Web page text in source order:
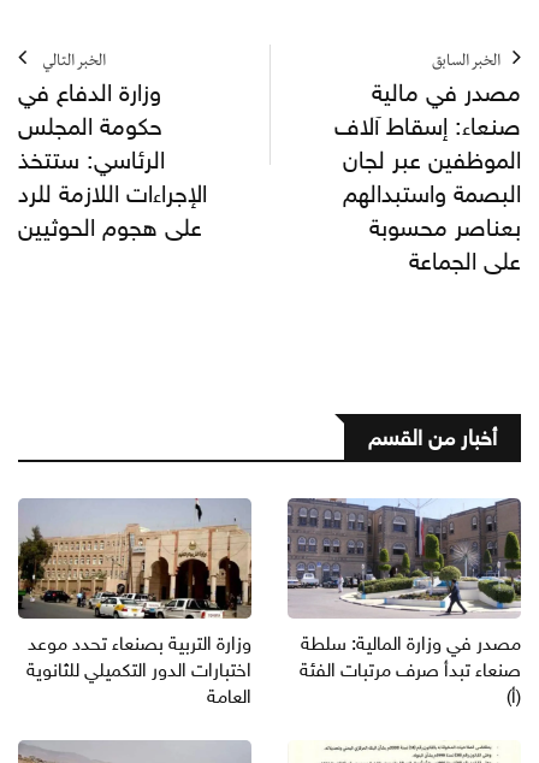
الخبر السابق
مصدر في مالية
صنعاء: إسقاط آلاف
الموظفين عبر لجان
البصمة واستبدالهم
بعناصر محسوبة
على الجماعة
الخبر التالي
وزارة الدفاع في
حكومة المجلس
الرئاسي: ستتخذ
الإجراءات اللازمة للرد
على هجوم الحوثيين
أخبار من القسم
مصدر في وزارة المالية: سلطة
صنعاء تبدأ صرف مرتبات الفئة
(أ)
وزارة التربية بصنعاء تحدد موعد
اختبارات الدور التكميلي للثانوية
العامة